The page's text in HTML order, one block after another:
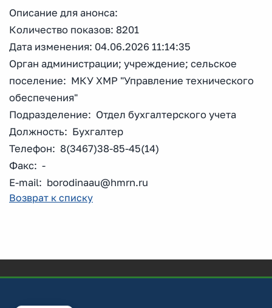
Описание для анонса:
Количество показов: 8201
Дата изменения: 04.06.2026 11:14:35
Орган администрации; учреждение; сельское
поселение: МКУ ХМР "Управление технического
обеспечения"
Подразделение: Отдел бухгалтерского учета
Должность: Бухгалтер
Телефон: 8(3467)38-85-45(14)
Факс: -
E-mail: borodinaau@hmrn.ru
Возврат к списку